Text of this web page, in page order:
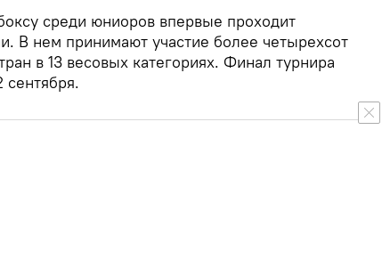
среди юниоров впервые проходит
В нем принимают участие более четырехсот
в 13 весовых категориях. Финал турнира
сентября.